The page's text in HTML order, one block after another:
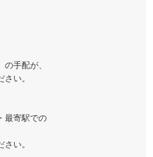
手配が、
い。
最寄駅での
い。